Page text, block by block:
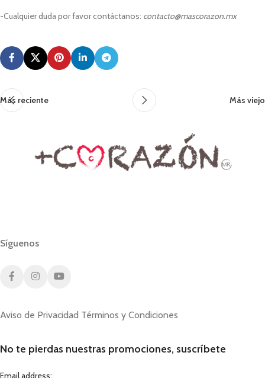
-Cualquier duda por favor contáctanos: contacto@mascorazon.mx
Más reciente Más viejo
Síguenos
Aviso de Privacidad Términos y Condiciones
No te pierdas nuestras promociones, suscríbete
Email address: